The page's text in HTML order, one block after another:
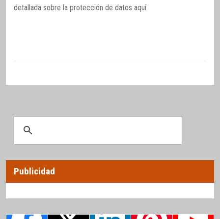
detallada sobre la protección de datos aquí.
Publicidad